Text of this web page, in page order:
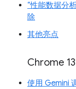
“性能数据分
除
其他亮点
Chrome
使用 Gemini